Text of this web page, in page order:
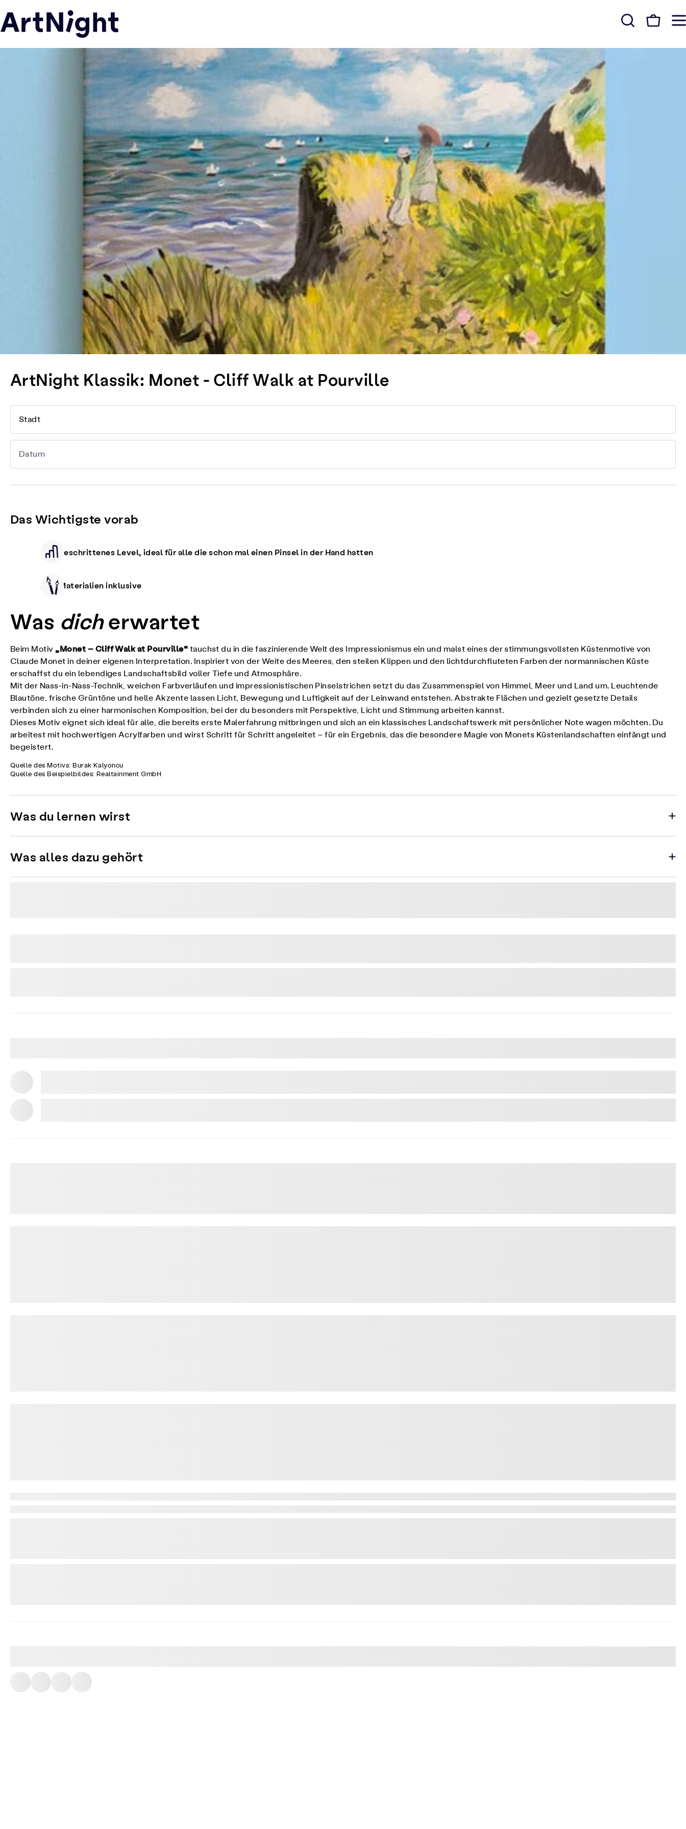
ArtNight Klassik: Monet - Cliff Walk at Pourville
Stadt
Datum
Das Wichtigste vorab
Fortgeschrittenes Level, ideal für alle die schon mal einen Pinsel in der Hand hatten
Alle Materialien inklusive
Was dicherwartet
Beim Motiv„Monet – Cliff Walk at Pourville“ tauchst du in die faszinierende Welt des Impressionismus ein und malst eines der stimmungsvollsten Küstenmotive von
Claude Monet in deiner eigenen Interpretation. Inspiriert von der Weite des Meeres, den steilen Klippen und den lichtdurchfluteten Farben der normannischen Küste
erschaffst du ein lebendiges Landschaftsbild voller Tiefe und Atmosphäre.
Mit der Nass-in-Nass-Technik, weichen Farbverläufen und impressionistischen Pinselstrichen setzt du das Zusammenspiel von Himmel, Meer und Land um. Leuchtende
Blautöne, frische Grüntöne und helle Akzente lassen Licht, Bewegung und Luftigkeit auf der Leinwand entstehen. Abstrakte Flächen und gezielt gesetzte Details
verbinden sich zu einer harmonischen Komposition, bei der du besonders mit Perspektive, Licht und Stimmung arbeiten kannst.
Dieses Motiv eignet sich ideal für alle, die bereits erste Malerfahrung mitbringen und sich an ein klassisches Landschaftswerk mit persönlicher Note wagen möchten. Du
arbeitest mit hochwertigen Acrylfarben und wirst Schritt für Schritt angeleitet – für ein Ergebnis, das die besondere Magie von Monets Küstenlandschaften einfängt und
begeistert.
Quelle des Motivs: Burak Kalyoncu
Quelle des Beispielbildes: Realtainment GmbH
Was du lernen wirst
Was alles dazu gehört